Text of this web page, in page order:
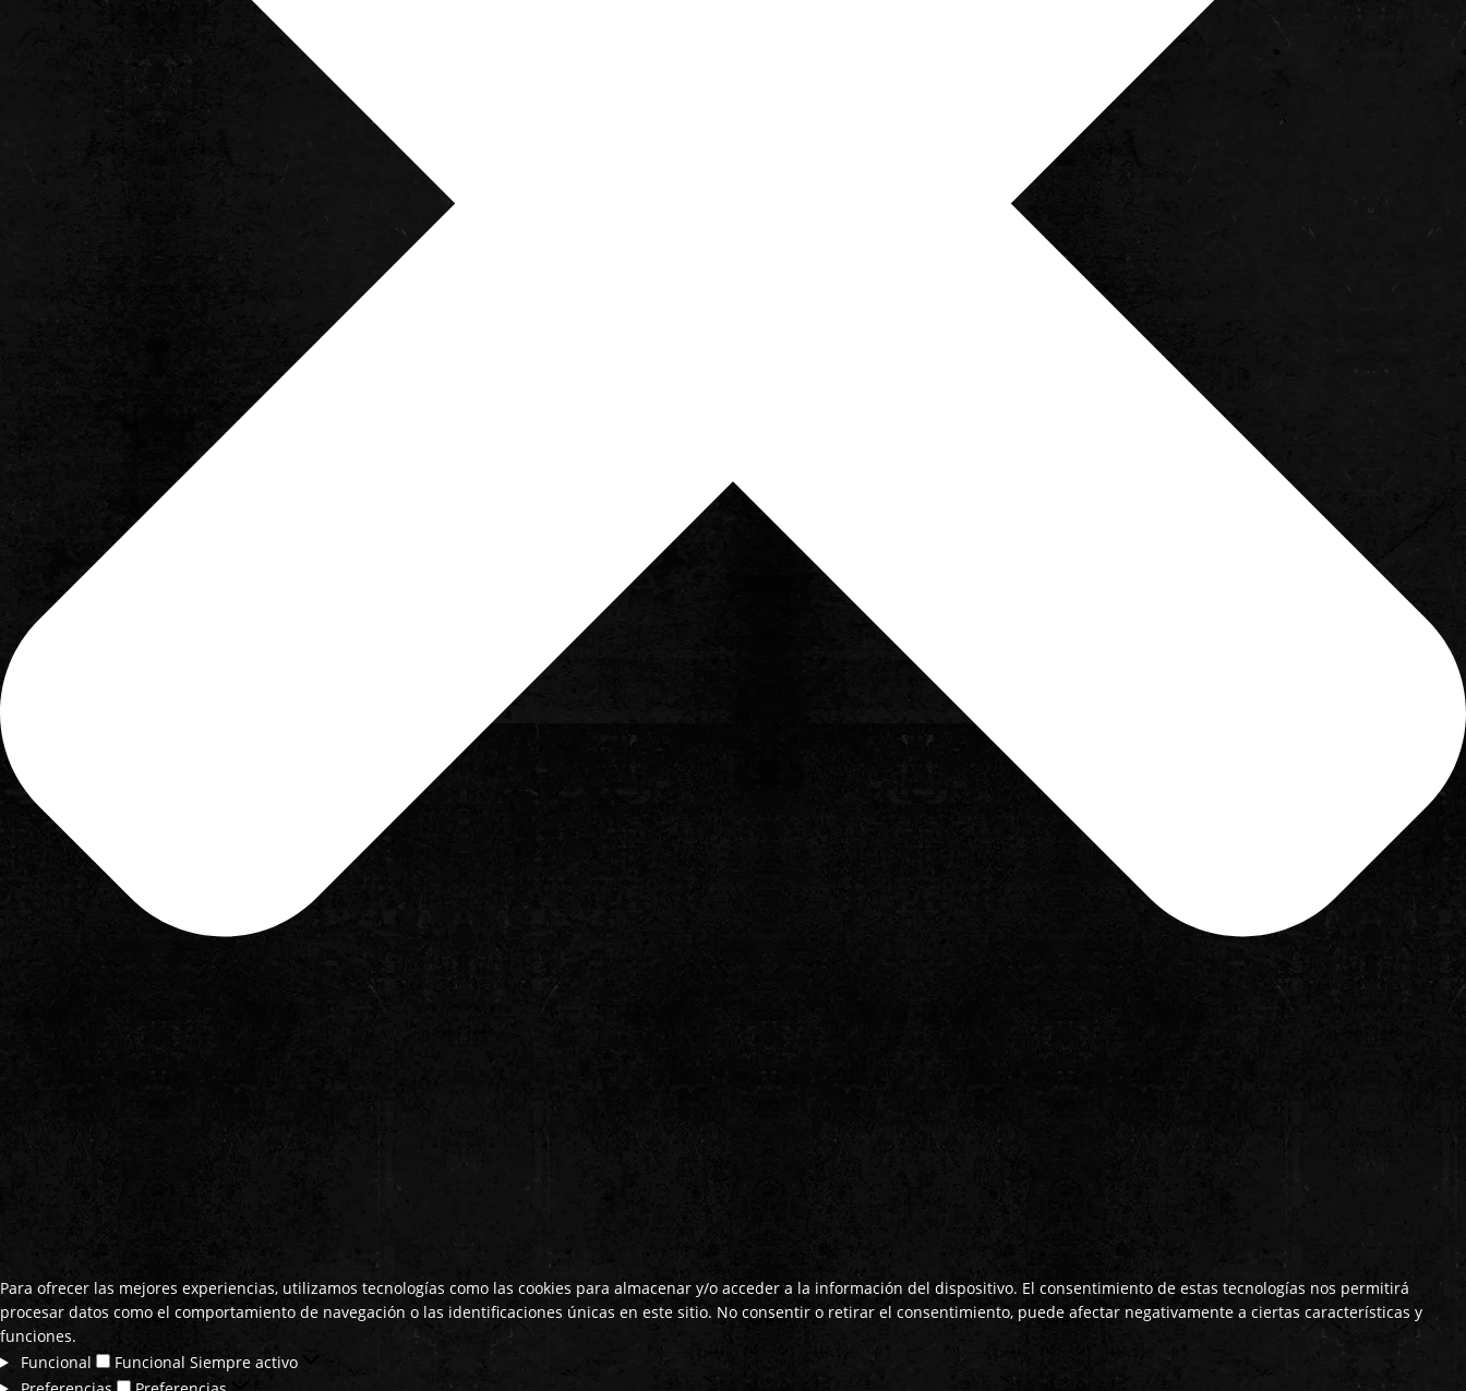
Para ofrecer las mejores experiencias, utilizamos tecnologías como las cookies para almacenar y/o acceder a la información del dispositivo. El consentimiento de estas tecnologías nos permitirá
procesar datos como el comportamiento de navegación o las identificaciones únicas en este sitio. No consentir o retirar el consentimiento, puede afectar negativamente a ciertas características y
funciones.
Funcional
Funcional Siempre activo